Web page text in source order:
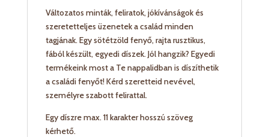
Változatos minták, feliratok, jókívánságok és
szeretetteljes üzenetek a család minden
tagjának. Egy sötétzöld fenyő, rajta rusztikus,
fából készült, egyedi díszek. Jól hangzik? Egyedi
termékeink most a Te nappalidban is díszíthetik
a családi fenyőt! Kérd szeretteid nevével,
személyre szabott felirattal.
Egy díszre max. 11 karakter hosszú szöveg
kérhető.